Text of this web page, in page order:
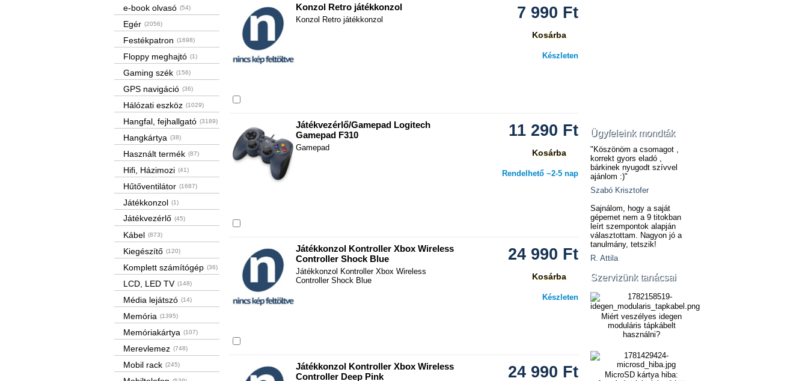
e-book olvasó (54)
Egér (2056)
Festékpatron (1698)
Floppy meghajtó (1)
Gaming szék (156)
GPS navigáció (36)
Hálózati eszköz (1029)
Hangfal, fejhallgató (3189)
Hangkártya (38)
Használt termék (87)
Hifi, Házimozi (41)
Hűtőventilátor (1687)
Játékkonzol (1)
Játékvezérlő (45)
Kábel (873)
Kiegészítő (120)
Komplett számítógép (36)
LCD, LED TV (148)
Média lejátszó (14)
Memória (1395)
Memóriakártya (107)
Merevlemez (748)
Mobil rack (245)
Konzol Retro játékkonzol
Konzol Retro játékkonzol 7 990 Ft
Kosárba
Készleten
Játékvezérlő/Gamepad Logitech
Gamepad F310
Gamepad
11 290 Ft
Kosárba
Rendelhető ~2-5 nap
Játékkonzol Kontroller Xbox Wireless
Controller Shock Blue
Játékkonzol Kontroller Xbox Wireless
Controller Shock Blue
24 990 Ft
Kosárba
Készleten
Játékkonzol Kontroller Xbox Wireless
Controller Deep Pink
24 990 Ft
Ügyfeleink mondták
"Köszönöm a csomagot ,
korrekt gyors eladó ,
bárkinek nyugodt szívvel
ajánlom :)"
Szabó Krisztofer
Sajnálom, hogy a saját
gépemet nem a 9 titokban
leírt szempontok alapján
választottam. Nagyon jó a
tanulmány, tetszik!
R. Attila
Szervizünk tanácsai
Miért veszélyes idegen
moduláris tápkábelt
használni?
MicroSD kártya hiba: